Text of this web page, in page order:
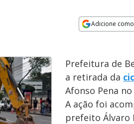
Adicione
Prefeitura de
a retirada da
Afonso Pena
A ação foi
prefeito Álvaro